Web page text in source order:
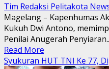
Tim Redaksi Pelitakota
Magelang – Kapenhumas
Kukuh Dwi Antono,
Penilai Anugerah
Read More
more
Syukuran HUT TNI Ke 77,